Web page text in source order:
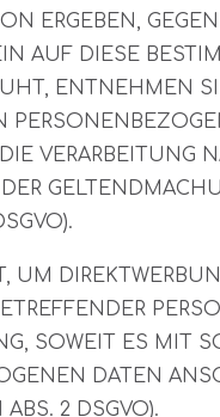
ERGEBEN,
AUF DIESE
ENTNEHMEN
VERARBEITUNG
UM
SOWEIT ES MIT
DATEN
ABS. 2 DSGVO).